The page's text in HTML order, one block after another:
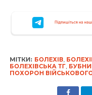
МІТКИ: БОЛЕХІВ,
БОЛЕХІВСЬКА ТГ,
ПОХОРОН